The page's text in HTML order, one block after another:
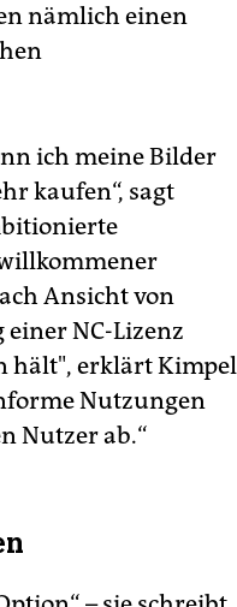
nämlich einen
ich meine Bilder
kaufen“, sagt
Ansicht von
NC-Lizenz
hält", erklärt
Nutzungen
Nutzer ab.“